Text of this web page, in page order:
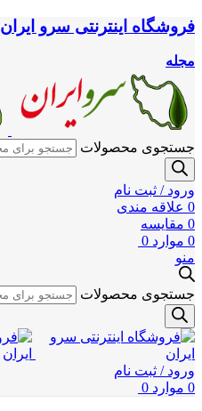
فروشگاه اینترنتی سرو ایران
مجله
جستجوی محصولات
ورود / ثبت نام
0 علاقه مندی
0 مقایسه
0 موارد 0
منو
جستجوی محصولات
ورود / ثبت نام
0 موارد 0